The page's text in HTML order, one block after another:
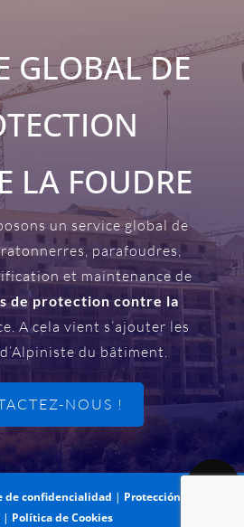
GLOBAL DE
LA FOUDRE
un service global de
parafoudres,
et maintenance de
de protection contre la
A cela vient s’ajouter les
du bâtiment.
NOUS !
de confidencialidad | Protección de
| Política de Cookies